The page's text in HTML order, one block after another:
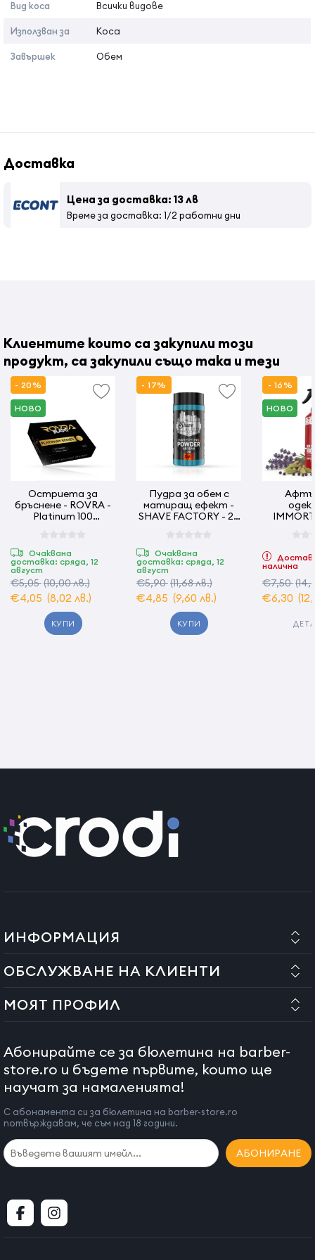
Вид коса Всички видове
Използван за Коса
Завършек Обем
Доставка
Цена за доставка: 13 лв
Време за доставка: 1/2 работни дни
Клиентите които са закупили този
продукт, са закупили също така и тези
- 20%
НОВО
Остриета за
бръснене - ROVRA -
Platinum 100
Очаквана
доставка: сряда, 12
август
€5,05(10,00 лв.)
€4,05 (8,02 лв.)
КУПИ
- 17%
Пудра за обем с
матиращ ефект -
SHAVE FACTORY - 20
Очаквана
доставка: сряда, 12
август
€5,90(11,68 лв.)
€4,85 (9,60 лв.)
КУПИ
- 16%
НОВО
налична
€7,50
€6,30
ИНФОРМАЦИЯ
ОБСЛУЖВАНЕ НА КЛИЕНТИ
МОЯТ ПРОФИЛ
Абонирайте се за бюлетина на barber-
store.ro и бъдете първите, които ще
научат за намаленията!
С абонамента си за бюлетина на barber-store.ro
потвърждавам, че съм над 18 години.
АБОНИРАНЕ